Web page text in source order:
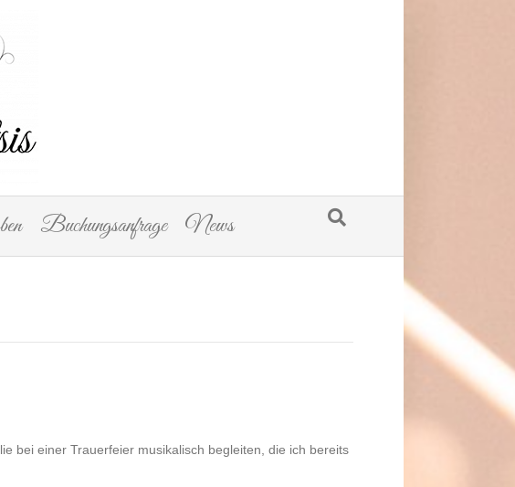
Buchungsanfrage News
bei einer Trauerfeier musikalisch begleiten, die ich bereits